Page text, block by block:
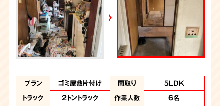
2026年7月4日放送
YouTube｜好井まさおの怪談を浴びる会
2026年6月28日放送
Yahoo!ニュース
プラン ゴミ屋敷片付け 間取り
5LDK
トラック
2トントラック 作業人数
6名
作業内容 ゴミ屋敷片付け 間取り
4LDK
作業人数
7名 作業時間
8時間
作業内容 汚部屋片付け 間取り
1K
作業人数
5名 作業日数
１日
プラン ゴミ屋敷片付け 間取り
4DK
トラック
2トントラック 作業人数
3名
作業内容
特殊清掃、ゴミ屋敷
片付け
間取り 4LDK
作業内容 ゴミ屋敷片付け 間取り
3LDK
作業人数
7名 作業日数
1日
作業内容 ゴミ屋敷片付け 間取り
3LDK
作業人数
6名 作業日数
2日
作業内容 ゴミ屋敷片付け 間取り
1K
作業人数
4名 作業時間
6時間
作業内容 ゴミ屋敷片付け 間取り
2DK
作業人数
4名 作業日数
6時間
作業内容 ゴミ屋敷片付け 間取り
1LDK
作業人数
4名 作業時間
5時間